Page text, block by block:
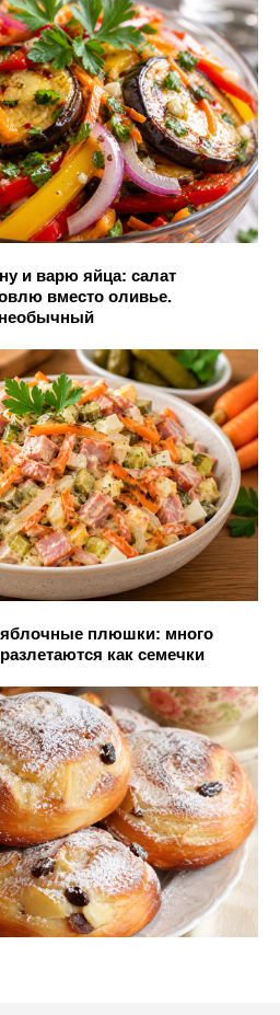
и варю яйца: салат
вместо оливье.
яблочные плюшки: много
как семечки